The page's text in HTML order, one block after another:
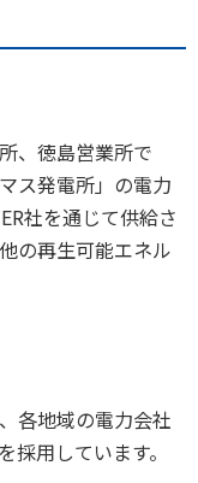
、徳島営業所で
ス発電所」の電力
社を通じて供給さ
の再生可能エネル
各地域の電力会社
用しています。